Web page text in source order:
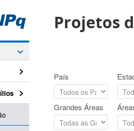
Projetos
País
Grandes Áreas